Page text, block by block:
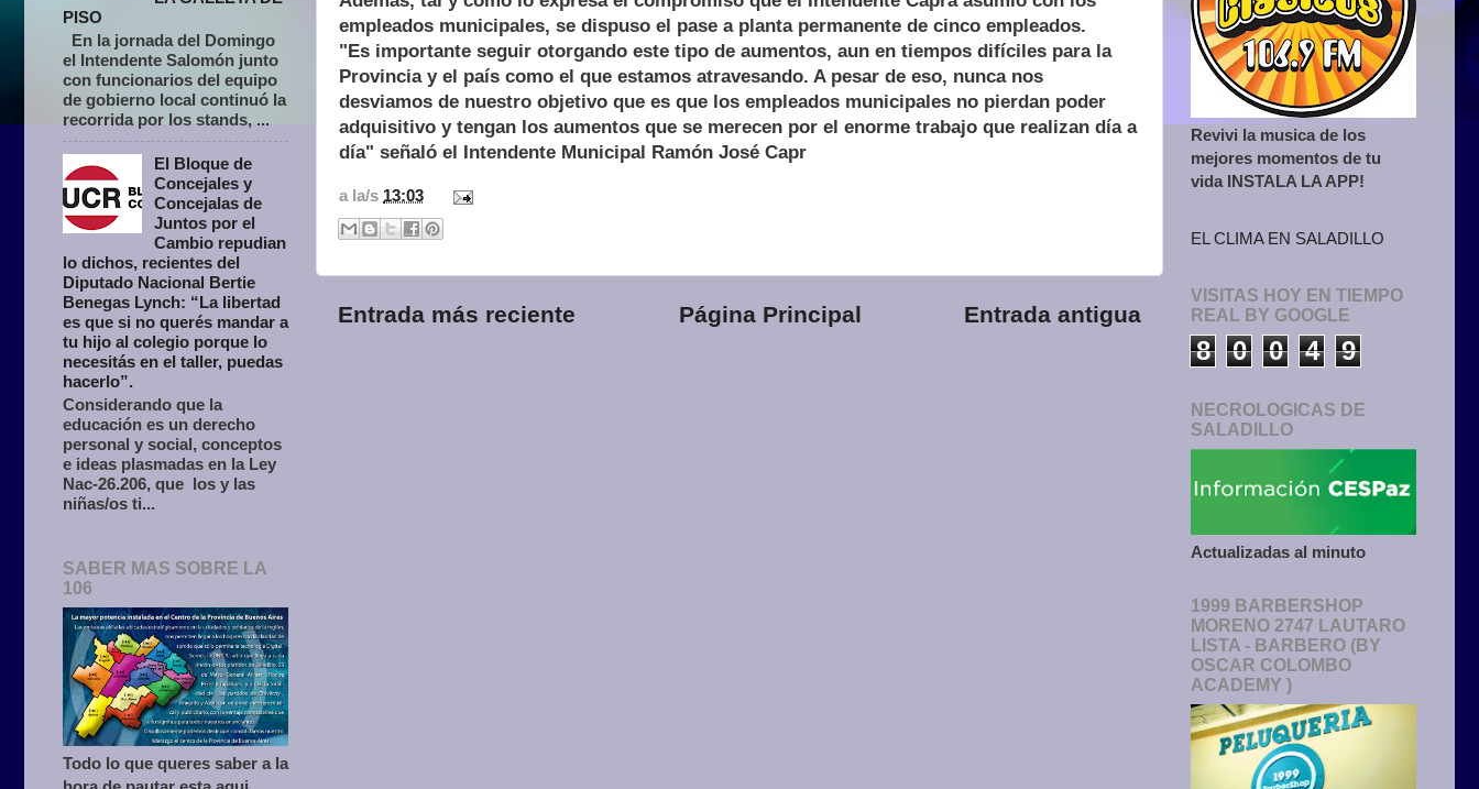
empleados municipales, se dispuso el pase a planta permanente de cinco empleados.
"Es importante seguir otorgando este tipo de aumentos, aun en tiempos difíciles para la
Provincia y el país como el que estamos atravesando. A pesar de eso, nunca nos
desviamos de nuestro objetivo que es que los empleados municipales no pierdan poder
adquisitivo y tengan los aumentos que se merecen por el enorme trabajo que realizan día a
día" señaló el Intendente Municipal Ramón José Capr
a la/s 13:03
Entrada más reciente Entrada antigua
Página Principal
PISO
En la jornada del Domingo
el Intendente Salomón junto
con funcionarios del equipo
de gobierno local continuó la
recorrida por los stands, ...
El Bloque de
Concejales y
Concejalas de
Juntos por el
Cambio repudian
lo dichos, recientes del
Diputado Nacional Bertie
Benegas Lynch: “La libertad
es que si no querés mandar a
tu hijo al colegio porque lo
necesitás en el taller, puedas
hacerlo”.
Considerando que la
educación es un derecho
personal y social, conceptos
e ideas plasmadas en la Ley
Nac-26.206, que los y las
niñas/os ti...
SABER MAS SOBRE LA
106
Todo lo que queres saber a la
Revivi la musica de los
mejores momentos de tu
vida INSTALA LA APP!
EL CLIMA EN SALADILLO
VISITAS HOY EN TIEMPO
REAL BY GOOGLE
8 0 0 4 9
NECROLOGICAS DE
SALADILLO
Actualizadas al minuto
1999 BARBERSHOP
MORENO 2747 LAUTARO
LISTA - BARBERO (BY
OSCAR COLOMBO
ACADEMY )